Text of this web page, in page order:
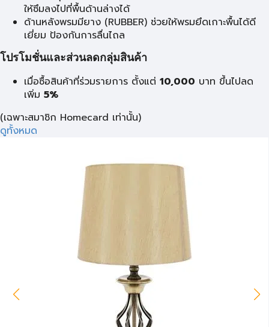
ให้ซึมลงไปที่พื้นด้านล่างได้
ด้านหลังพรมมียาง (RUBBER) ช่วยให้พรมยึดเกาะพื้นได้ดี
เยี่ยม ป้องกันการลื่นไถล
โปรโมชั่นและส่วนลดกลุ่มสินค้า
เมื่อซื้อสินค้าที่ร่วมรายการ ตั้งแต่ 10,000 บาท ขึ้นไปลด
เพิ่ม 5%
(เฉพาะสมาชิก Homecard เท่านั้น)
ดูทั้งหมด